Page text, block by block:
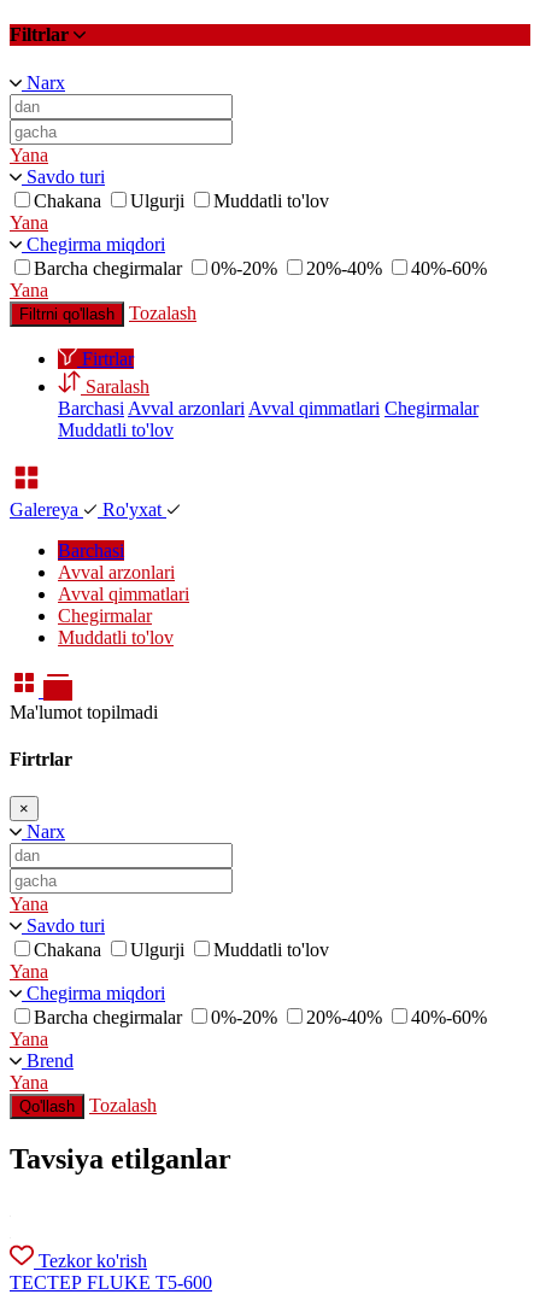
Filtrlar
Narx
Yana
Savdo turi
Chakana
Ulgurji
Muddatli to'lov
Yana
Chegirma miqdori
Barcha chegirmalar
0%-20% 20%-40%
40%-60%
Yana
Filtrni qo'llash Tozalash
Firtrlar
Saralash
Barchasi Avval arzonlari Avval qimmatlari Chegirmalar
Muddatli to'lov
Galereya
Ro'yxat
Barchasi
Avval arzonlari
Avval qimmatlari
Chegirmalar
Muddatli to'lov
Ma'lumot topilmadi
Firtrlar
×
Narx
Yana
Savdo turi
Chakana
Ulgurji
Muddatli to'lov
Yana
Chegirma miqdori
Barcha chegirmalar
0%-20% 20%-40%
40%-60%
Yana
Brend
Yana
Qo'llash Tozalash
Tavsiya etilganlar
Tezkor ko'rish
ТЕСТЕР FLUKE T5-600